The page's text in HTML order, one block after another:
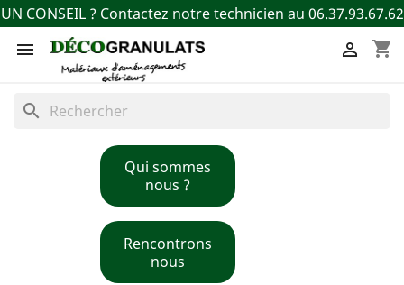
UN CONSEIL ? Contactez notre technicien au 06.37.93.67.62
 shopping_cart

search
Qui sommes
nous ?
Rencontrons
nous